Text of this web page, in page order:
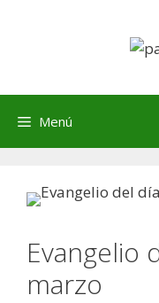
Menú
Evangelio
marzo